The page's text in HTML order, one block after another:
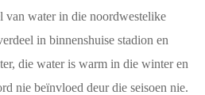
van water in die noordwestelike
in binnenshuise stadion en
die water is warm in die winter en
nie beïnvloed deur die seisoen nie.